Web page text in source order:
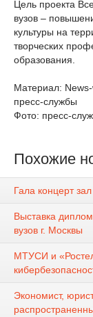
Цель проекта
вузов –
культуры на
творческих
образования.
Материал:
пресс-службы
Фото: пресс-
Похожие
Гала концерт
Выставка
вузов г. Москвы
МТУСИ и
Экономист,